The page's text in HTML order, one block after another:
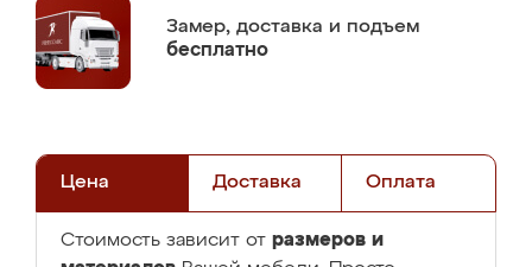
Замер, доставка и подъем
бесплатно
Цена Доставка Оплата
Стоимость зависит от размеров и